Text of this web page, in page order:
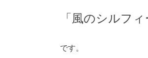
「風のシルフィ
です。